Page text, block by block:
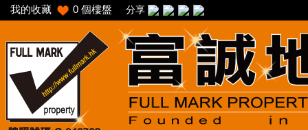
我的收藏 0 個樓盤 分享